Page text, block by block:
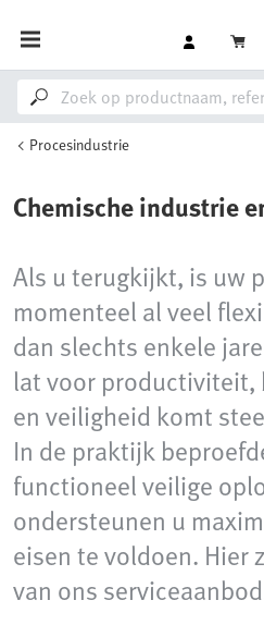
Procesindustrie
Chemische industrie
Als u terugkijkt, is uw
momenteel al veel
dan slechts enkele
lat voor
en veiligheid komt
In de praktijk
functioneel veilige
ondersteunen u
eisen te voldoen. Hier
van ons